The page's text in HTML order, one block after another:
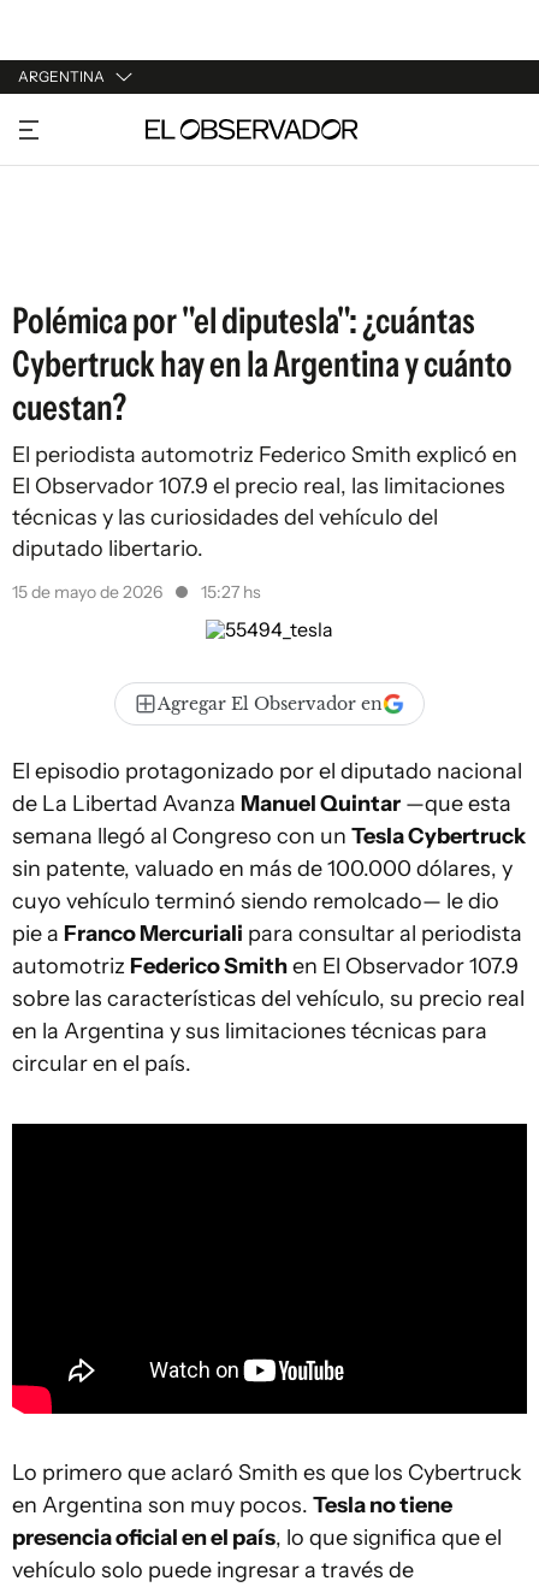
ARGENTINA
URUGUAY
ARGENTINA
Polémica por "el diputesla": ¿cuántas
Cybertruck hay en la Argentina y cuánto
cuestan?
El periodista automotriz Federico Smith explicó en
El Observador 107.9 el precio real, las limitaciones
técnicas y las curiosidades del vehículo del
diputado libertario.
15 de mayo de 2026 15:27 hs
Agregar El Observador en
El episodio protagonizado por el diputado nacional
de La Libertad Avanza Manuel Quintar —que esta
semana llegó al Congreso con un Tesla Cybertruck
sin patente, valuado en más de 100.000 dólares, y
cuyo vehículo terminó siendo remolcado— le dio
pie a Franco Mercuriali para consultar al periodista
automotriz Federico Smithen El Observador 107.9
sobre las características del vehículo, su precio real
en la Argentina y sus limitaciones técnicas para
circular en el país.
Lo primero que aclaró Smith es que los Cybertruck
en Argentina son muy pocos. Tesla no tiene
presencia oficial en el país, lo que significa que el
vehículo solo puede ingresar a través de